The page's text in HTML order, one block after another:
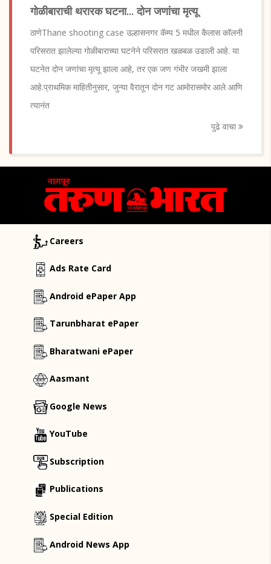
गोळीबाराची थरारक घटना... दोन जणांचा मृत्यू
ठाणेThane shooting case उल्हासनगर कॅम्प 5 मधील कैलास कॉलनी
परिसरात झालेल्या गोळीबाराच्या घटनेने परिसरात खळबळ उडाली आहे. या
घटनेत दोन जणांचा मृत्यू झाला आहे, तर एक जण गंभीर जखमी झाला
आहे.प्राथमिक माहितीनुसार, जुन्या वैरातून दोन गट आमोरासमोर आले आणि
त्यानंत
पुढे वाचा
Careers
Ads Rate Card
Android ePaper App
Tarunbharat ePaper
Bharatwani ePaper
Aasmant
Google News
YouTube
Subscription
Publications
Special Edition
Android News App